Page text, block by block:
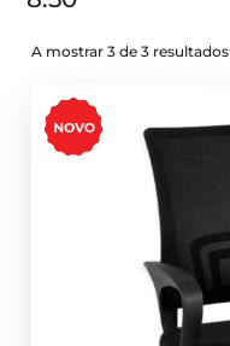
A mostrar 3 de 3 resultados